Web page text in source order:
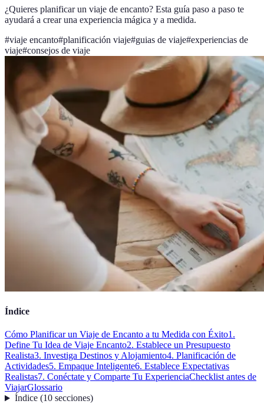
¿Quieres planificar un viaje de encanto? Esta guía paso a paso te
ayudará a crear una experiencia mágica y a medida.
#viaje encanto#planificación viaje#guias de viaje#experiencias de
viaje#consejos de viaje
Índice
Cómo Planificar un Viaje de Encanto a tu Medida con Éxito1.
Define Tu Idea de Viaje Encanto2. Establece un Presupuesto
Realista3. Investiga Destinos y Alojamiento4. Planificación de
Actividades5. Empaque Inteligente6. Establece Expectativas
Realistas7. Conéctate y Comparte Tu ExperienciaChecklist antes de
ViajarGlossario
Índice(10 secciones)